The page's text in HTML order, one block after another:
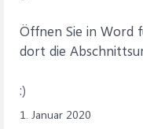
Öffnen Sie in Word
dort die
:)
1. Januar 2020